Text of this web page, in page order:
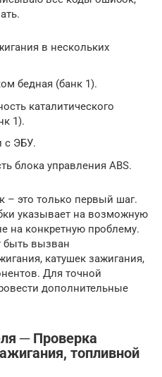
в нескольких
бедная (банк 1).
каталитического
1).
с ЭБУ.
блока управления ABS.
это только первый шаг.
указывает на возможную
на конкретную проблему.
быть вызван
катушек зажигания,
Для точной
дополнительные
─ Проверка
топливной